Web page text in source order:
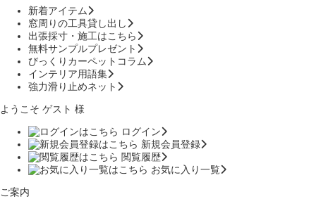
新着アイテム
窓周りの工具貸し出し
出張採寸・施工はこちら
無料サンプルプレゼント
びっくりカーペットコラム
インテリア用語集
強力滑り止めネット
ようこそ ゲスト 様
ログイン
新規会員登録
閲覧履歴
お気に入り一覧
ご案内